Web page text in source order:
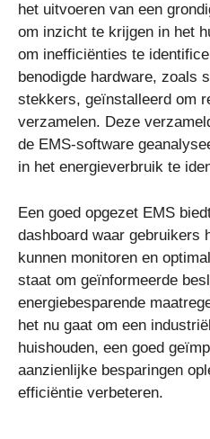
het uitvoeren van een
om inzicht te krijgen in het
om inefficiënties te
benodigde hardware, zoals
stekkers, geïnstalleerd om
verzamelen. Deze
de EMS-software
in het energieverbruik te
Een goed opgezet EMS
dashboard waar gebruikers
kunnen monitoren en
staat om geïnformeerde
energiebesparende
het nu gaat om een
huishouden, een goed
aanzienlijke besparingen
efficiëntie verbeteren.